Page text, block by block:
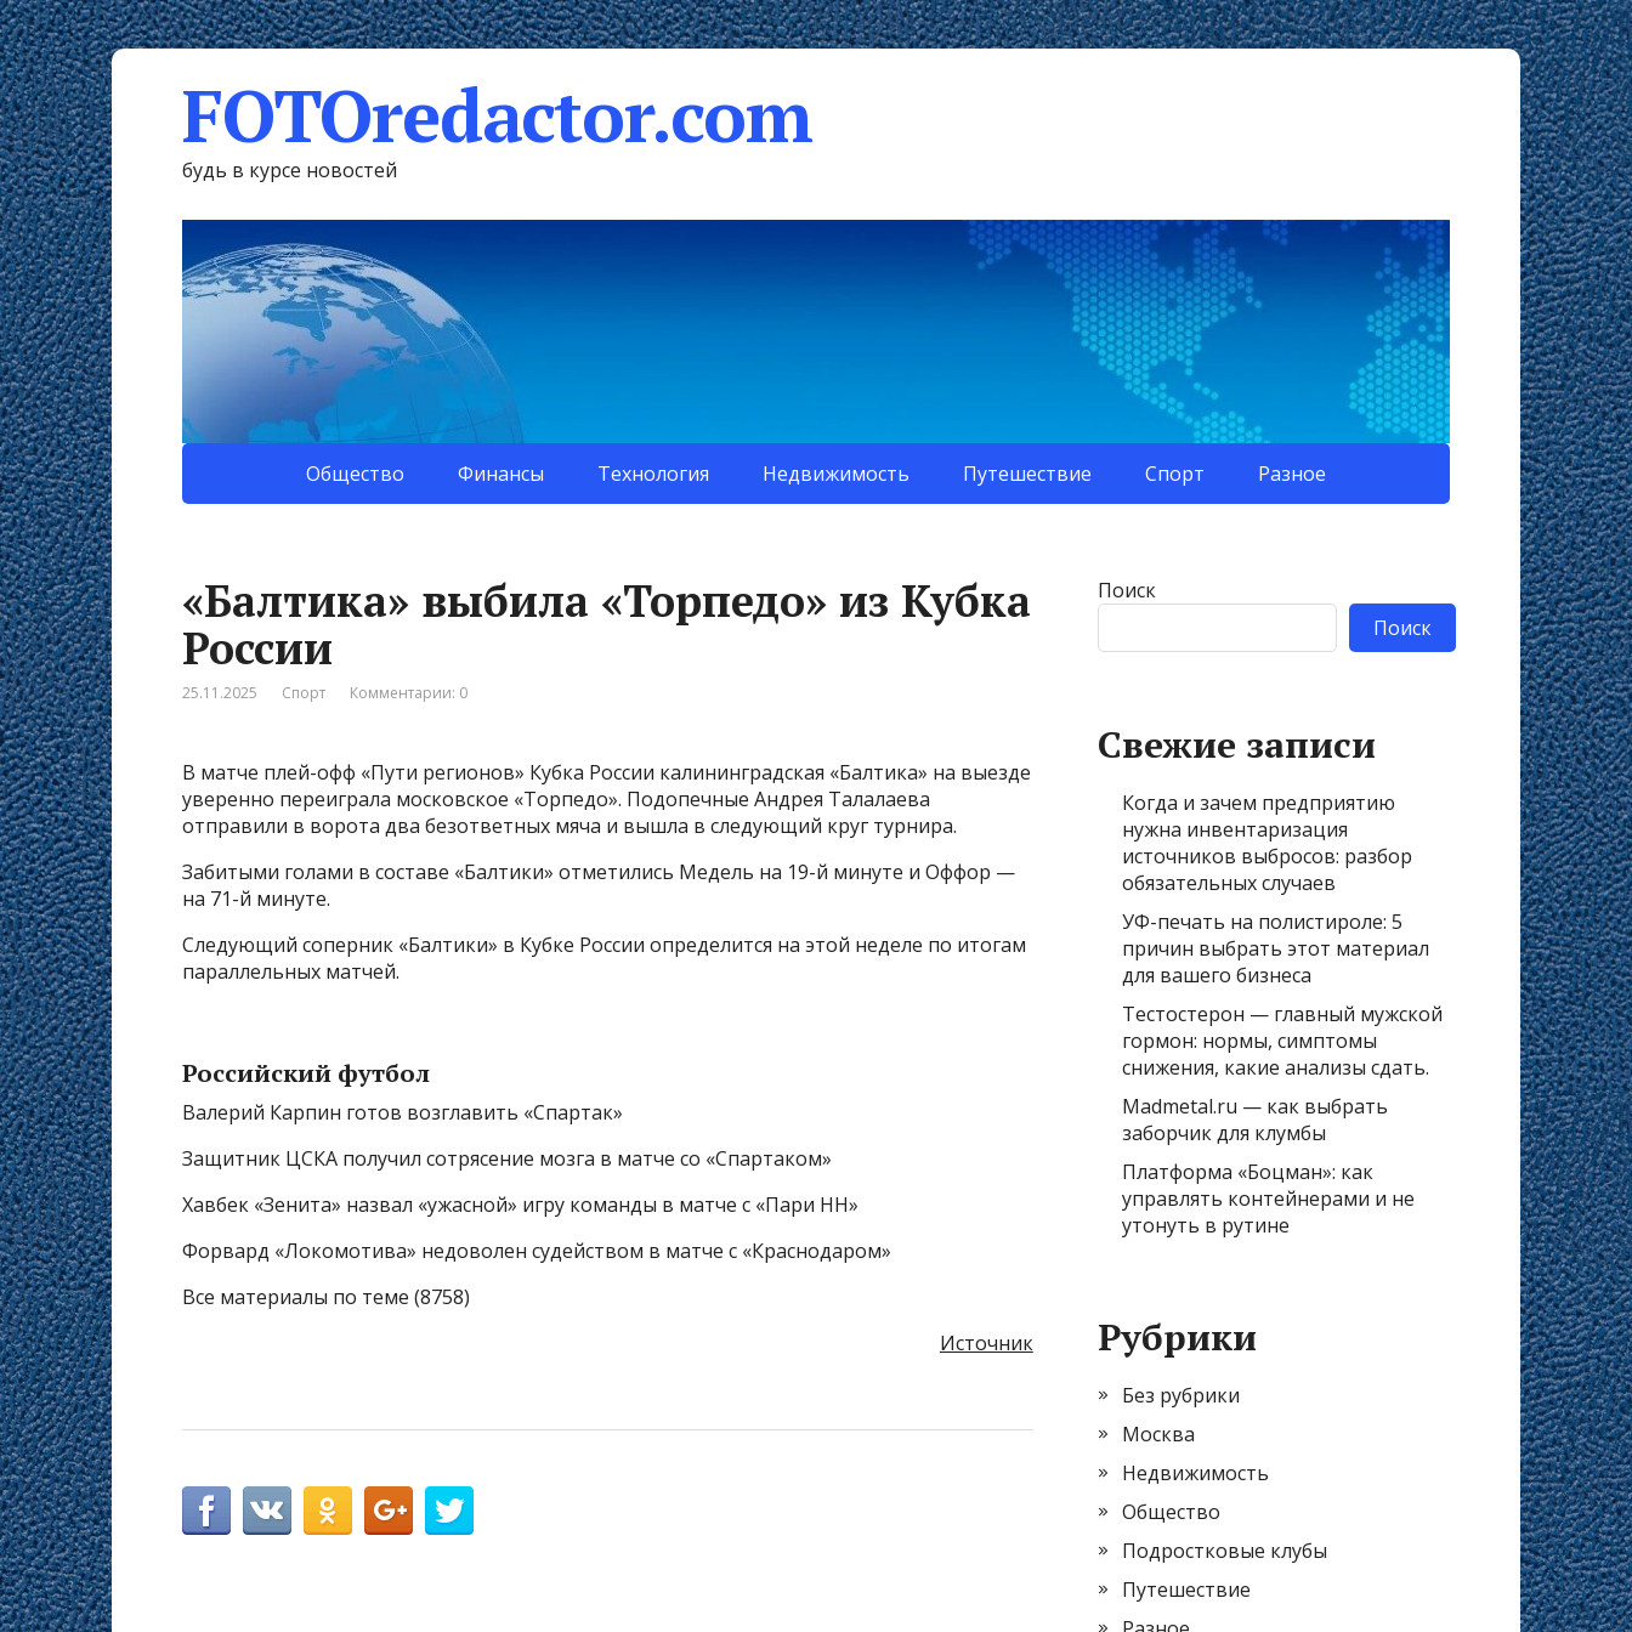
FOTOredactor.com
будь в курсе новостей
Общество Финансы Технология Недвижимость Путешествие Спорт Разное
«Балтика» выбила «Торпедо» из Кубка
России
25.11.2025 Спорт Комментарии: 0
В матче плей-офф «Пути регионов» Кубка России калининградская «Балтика» на выезде
уверенно переиграла московское «Торпедо». Подопечные Андрея Талалаева
отправили в ворота два безответных мяча и вышла в следующий круг турнира.
Забитыми голами в составе «Балтики» отметились Медель на 19-й минуте и Оффор —
на 71-й минуте.
Следующий соперник «Балтики» в Кубке России определится на этой неделе по итогам
параллельных матчей.
Российский футбол
Валерий Карпин готов возглавить «Спартак»
Защитник ЦСКА получил сотрясение мозга в матче со «Спартаком»
Хавбек «Зенита» назвал «ужасной» игру команды в матче с «Пари НН»
Форвард «Локомотива» недоволен судейством в матче с «Краснодаром»
Все материалы по теме (8758)
Источник
Поиск
Поиск
Свежие записи
Когда и зачем предприятию
нужна инвентаризация
источников выбросов: разбор
обязательных случаев
УФ-печать на полистироле: 5
причин выбрать этот материал
для вашего бизнеса
Тестостерон — главный мужской
гормон: нормы, симптомы
снижения, какие анализы сдать.
Madmetal.ru — как выбрать
заборчик для клумбы
Платформа «Боцман»: как
управлять контейнерами и не
утонуть в рутине
Рубрики
Без рубрики
Москва
Недвижимость
Общество
Подростковые клубы
Путешествие